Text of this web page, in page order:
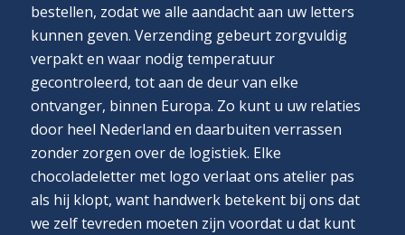
bestellen, zodat we alle aandacht aan uw letters
kunnen geven. Verzending gebeurt zorgvuldig
verpakt en waar nodig temperatuur
gecontroleerd, tot aan de deur van elke
ontvanger, binnen Europa. Zo kunt u uw relaties
door heel Nederland en daarbuiten verrassen
zonder zorgen over de logistiek. Elke
chocoladeletter met logo verlaat ons atelier pas
als hij klopt, want handwerk betekent bij ons dat
we zelf tevreden moeten zijn voordat u dat kunt